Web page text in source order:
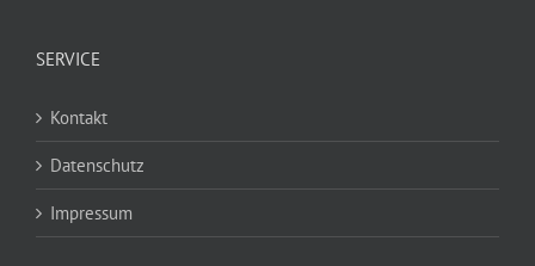
SERVICE
Kontakt
Datenschutz
Impressum